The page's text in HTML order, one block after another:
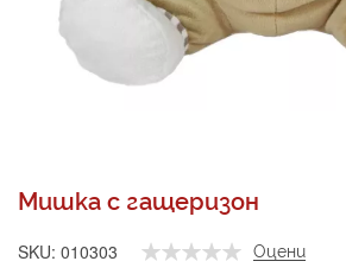
Мишка с гащеризон
SKU 010303 Оцени
на
със